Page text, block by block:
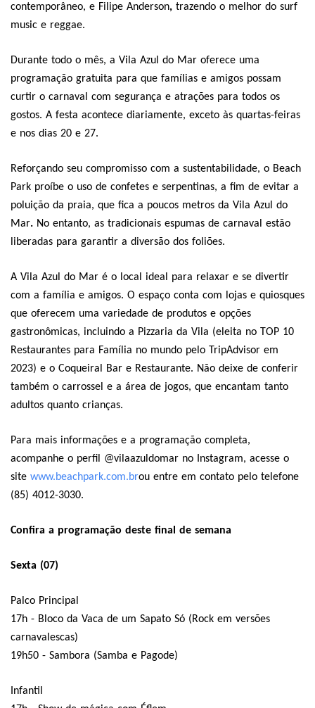
contemporâneo, e Filipe Anderson, trazendo o melhor do surf
music e reggae.
Durante todo o mês, a Vila Azul do Mar oferece uma
programação gratuita para que famílias e amigos possam
curtir o carnaval com segurança e atrações para todos os
gostos. A festa acontece diariamente, exceto às quartas-feiras
e nos dias 20 e 27.
Reforçando seu compromisso com a sustentabilidade, o Beach
Park proíbe o uso de confetes e serpentinas, a fim de evitar a
poluição da praia, que fica a poucos metros da Vila Azul do
Mar. No entanto, as tradicionais espumas de carnaval estão
liberadas para garantir a diversão dos foliões.
A Vila Azul do Mar é o local ideal para relaxar e se divertir
com a família e amigos. O espaço conta com lojas e quiosques
que oferecem uma variedade de produtos e opções
gastronômicas, incluindo a Pizzaria da Vila (eleita no TOP 10
Restaurantes para Família no mundo pelo TripAdvisor em
2023) e o Coqueiral Bar e Restaurante. Não deixe de conferir
também o carrossel e a área de jogos, que encantam tanto
adultos quanto crianças.
Para mais informações e a programação completa,
acompanhe o perfil @vilaazuldomar no Instagram, acesse o
site www.beachpark.com.brou entre em contato pelo telefone
(85) 4012-3030.
Confira a programação deste final de semana
Sexta (07)
Palco Principal
17h - Bloco da Vaca de um Sapato Só (Rock em versões
carnavalescas)
19h50 - Sambora (Samba e Pagode)
Infantil